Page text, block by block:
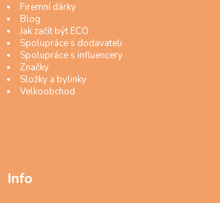
Firemní dárky
Blog
Jak začít být ECO
Spolupráce s dodavateli
Spolupráce s influencery
Značky
Složky a bylinky
Velkoobchod
Info